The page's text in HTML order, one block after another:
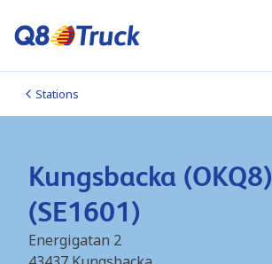
Stations
Kungsbacka (OKQ8)
(SE1601)
Energigatan 2